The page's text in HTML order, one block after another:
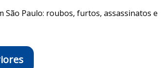
São Paulo: roubos, furtos, assassinatos e